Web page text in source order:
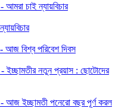
আমরা চাই ন্যায়বিচার
আজ বিশ্ব পরিবেশ দিবস
- ইচ্ছামতীর নতুন প্রয়াস : ছোটোদের
- আজ ইচ্ছামতী পনেরো বছর পূর্ণ করল